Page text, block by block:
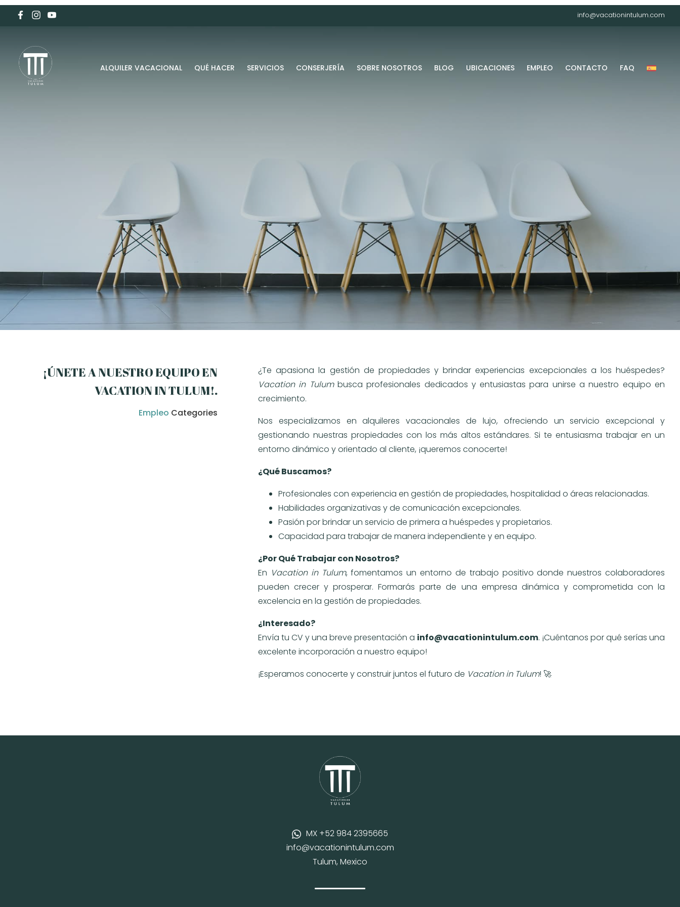
info@vacationintulum.com
ALQUILER VACACIONAL QUÉ HACER SERVICIOS CONSERJERÍA SOBRE NOSOTROS BLOG UBICACIONES EMPLEO CONTACTO FAQ
¡ÚNETE A NUESTRO EQUIPO EN
VACATION IN TULUM!.
Empleo Categories
¿Te apasiona la gestión de propiedades y brindar experiencias excepcionales a los huéspedes?
Vacation in Tulumbusca profesionales dedicados y entusiastas para unirse a nuestro equipo en
crecimiento.
Nos especializamos en alquileres vacacionales de lujo, ofreciendo un servicio excepcional y
gestionando nuestras propiedades con los más altos estándares. Si te entusiasma trabajar en un
entorno dinámico y orientado al cliente, ¡queremos conocerte!
¿Qué Buscamos?
Profesionales con experiencia en gestión de propiedades, hospitalidad o áreas relacionadas.
Habilidades organizativas y de comunicación excepcionales.
Pasión por brindar un servicio de primera a huéspedes y propietarios.
Capacidad para trabajar de manera independiente y en equipo.
¿Por Qué Trabajar con Nosotros?
En Vacation in Tulum, fomentamos un entorno de trabajo positivo donde nuestros colaboradores
pueden crecer y prosperar. Formarás parte de una empresa dinámica y comprometida con la
excelencia en la gestión de propiedades.
¿Interesado?
Envía tu CV y una breve presentación a info@vacationintulum.com. ¡Cuéntanos por qué serías una
excelente incorporación a nuestro equipo!
¡Esperamos conocerte y construir juntos el futuro de Vacation in Tulum! 🚀
MX +52 984 2395665
info@vacationintulum.com
Tulum, Mexico